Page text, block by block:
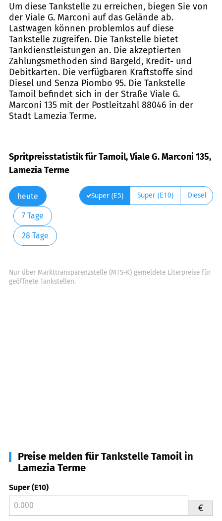
Um diese Tankstelle zu erreichen, biegen Sie von
der Viale G. Marconi auf das Gelände ab.
Lastwagen können problemlos auf diese
Tankstelle zugreifen. Die Tankstelle bietet
Tankdienstleistungen an. Die akzeptierten
Zahlungsmethoden sind Bargeld, Kredit- und
Debitkarten. Die verfügbaren Kraftstoffe sind
Diesel und Senza Piombo 95. Die Tankstelle
Tamoil befindet sich in der Straße Viale G.
Marconi 135 mit der Postleitzahl 88046 in der
Stadt Lamezia Terme.
Spritpreisstatistik für Tamoil, Viale G. Marconi 135,
Lamezia Terme
heute
7 Tage
28 Tage
Super (E5) Super (E10) Diesel
Nur über Markttransparenzstelle (MTS-K) gemeldete Literpreise für
geöffnete Tankstellen.
Preise melden für Tankstelle Tamoil in
Lamezia Terme
Super (E10)
€